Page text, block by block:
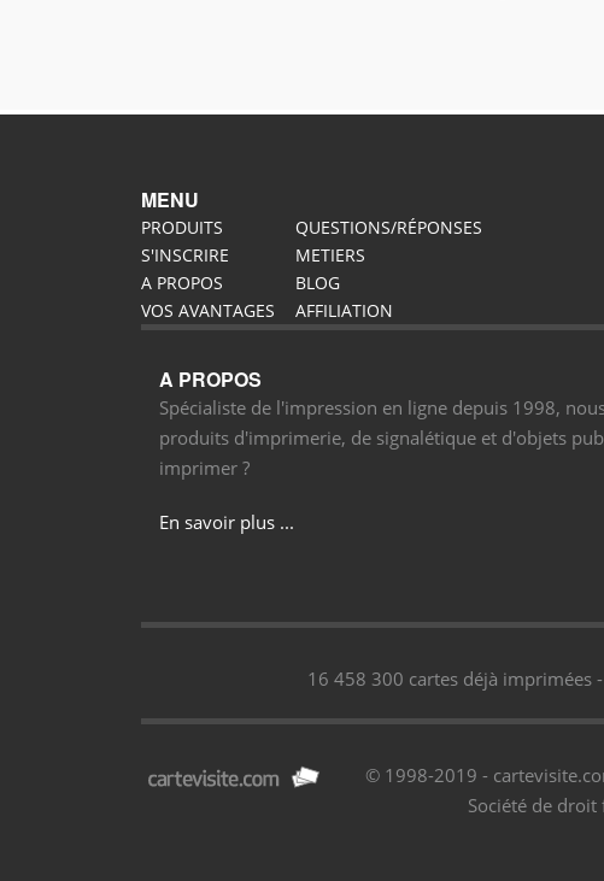
MENU
PRODUITS
QUESTIONS/RÉPONSES
S'INSCRIRE
METIERS
A PROPOS
BLOG
VOS AVANTAGES
AFFILIATION
A PROPOS
Spécialiste de l'impression en ligne depuis 1998,
produits d'imprimerie, de signalétique et d'objets
imprimer ?
En savoir plus ...
16 458 300 cartes déjà imprimées
© 1998-2019 -
Société de droit